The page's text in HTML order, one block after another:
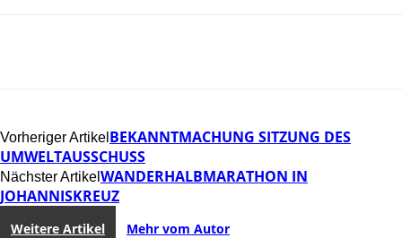
Vorheriger Artikel BEKANNTMACHUNG SITZUNG DES
UMWELTAUSSCHUSS
Nächster Artikel WANDERHALBMARATHON IN
JOHANNISKREUZ
Weitere Artikel Mehr vom Autor